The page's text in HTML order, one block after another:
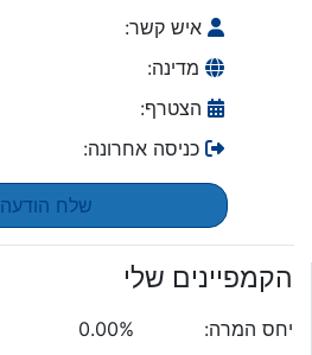
איש קשר:
מדינה:
הצטרף:
כניסה אחרונה:
שלח הודעה
הקמפיינים שלי
יחס המרה:
0.00%